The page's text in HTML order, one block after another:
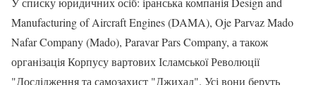
Manufacturing of Aircraft Engines (DAMA), Oje Parvaz Mado
Nafar Company (Mado), Paravar Pars Company, а також
організація Корпусу вартових Ісламської Революції
"Дослідження та самозахист "Джихад". Усі вони беруть